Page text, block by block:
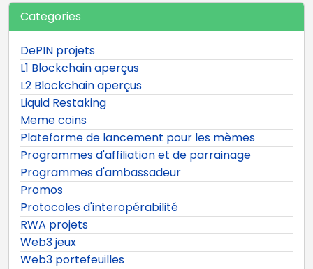
Categories
DePIN projets
L1 Blockchain aperçus
L2 Blockchain aperçus
Liquid Restaking
Meme coins
Plateforme de lancement pour les mèmes
Programmes d'affiliation et de parrainage
Programmes d'ambassadeur
Promos
Protocoles d'interopérabilité
RWA projets
Web3 jeux
Web3 portefeuilles